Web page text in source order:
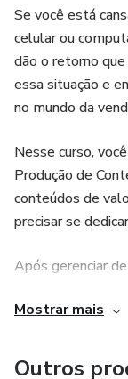
Se você está
celular ou
dão o retorno
essa situação e
no mundo da
Nesse curso,
Produção de
conteúdos de
precisar se
Após gerenciar
aplico nos perfis
te permite
Mostrar mais
Outros